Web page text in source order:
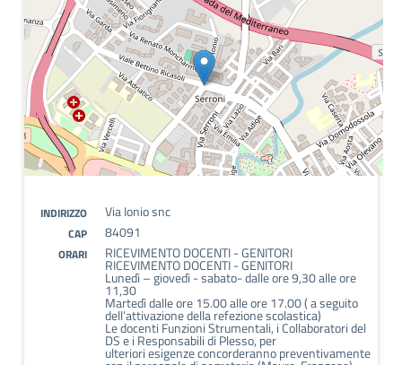
INDIRIZZO Via Ionio snc
CAP 84091
ORARI RICEVIMENTO DOCENTI - GENITORI
RICEVIMENTO DOCENTI - GENITORI
Lunedì – giovedì - sabato- dalle ore 9,30 alle ore
11,30
Martedì dalle ore 15.00 alle ore 17.00 ( a seguito
dell’attivazione della refezione scolastica)
Le docenti Funzioni Strumentali, i Collaboratori del
DS e i Responsabili di Plesso, per
ulteriori esigenze concorderanno preventivamente